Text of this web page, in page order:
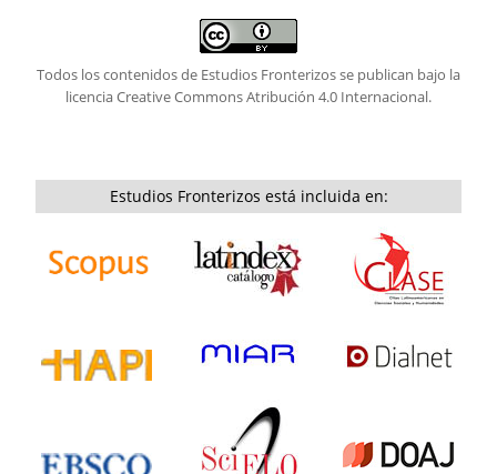
Todos los contenidos de Estudios Fronterizos se publican bajo la
licenciaCreative Commons Atribución 4.0 Internacional.
Estudios Fronterizos está incluida en: